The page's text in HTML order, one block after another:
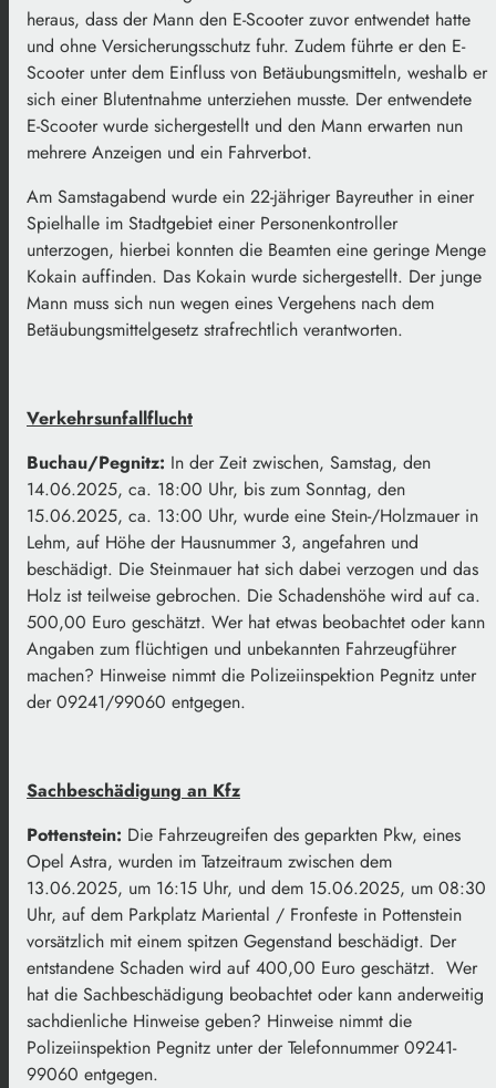
heraus, dass der Mann den E-Scooter zuvor entwendet hatte
und ohne Versicherungsschutz fuhr. Zudem führte er den E-
Scooter unter dem Einfluss von Betäubungsmitteln, weshalb er
sich einer Blutentnahme unterziehen musste. Der entwendete
E-Scooter wurde sichergestellt und den Mann erwarten nun
mehrere Anzeigen und ein Fahrverbot.
Am Samstagabend wurde ein 22-jähriger Bayreuther in einer
Spielhalle im Stadtgebiet einer Personenkontroller
unterzogen, hierbei konnten die Beamten eine geringe Menge
Kokain auffinden. Das Kokain wurde sichergestellt. Der junge
Mann muss sich nun wegen eines Vergehens nach dem
Betäubungsmittelgesetz strafrechtlich verantworten.
Verkehrsunfallflucht
Buchau/Pegnitz: In der Zeit zwischen, Samstag, den
14.06.2025, ca. 18:00 Uhr, bis zum Sonntag, den
15.06.2025, ca. 13:00 Uhr, wurde eine Stein-/Holzmauer in
Lehm, auf Höhe der Hausnummer 3, angefahren und
beschädigt. Die Steinmauer hat sich dabei verzogen und das
Holz ist teilweise gebrochen. Die Schadenshöhe wird auf ca.
500,00 Euro geschätzt. Wer hat etwas beobachtet oder kann
Angaben zum flüchtigen und unbekannten Fahrzeugführer
machen? Hinweise nimmt die Polizeiinspektion Pegnitz unter
der 09241/99060 entgegen.
Sachbeschädigung an Kfz
Pottenstein: Die Fahrzeugreifen des geparkten Pkw, eines
Opel Astra, wurden im Tatzeitraum zwischen dem
13.06.2025, um 16:15 Uhr, und dem 15.06.2025, um 08:30
Uhr, auf dem Parkplatz Mariental / Fronfeste in Pottenstein
vorsätzlich mit einem spitzen Gegenstand beschädigt. Der
entstandene Schaden wird auf 400,00 Euro geschätzt. Wer
hat die Sachbeschädigung beobachtet oder kann anderweitig
sachdienliche Hinweise geben? Hinweise nimmt die
Polizeiinspektion Pegnitz unter der Telefonnummer 09241-
99060 entgegen.